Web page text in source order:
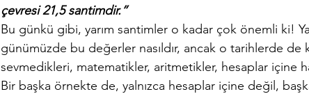
çevresi 21,5 santimdir.”
Bu günkü gibi, yarım santimler o kadar çok önemli ki!
günümüzde bu değerler nasıldır, ancak o tarihlerde de
sevmedikleri, matematikler, aritmetikler, hesaplar içine
Bir başka örnekte de, yalnızca hesaplar içine değil,